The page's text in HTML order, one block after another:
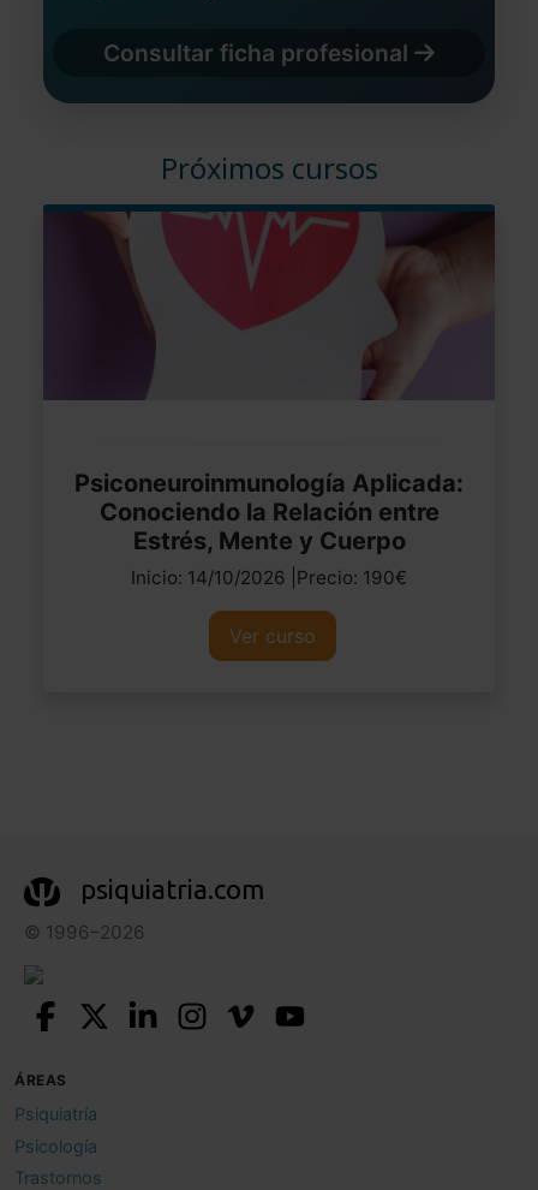
Consultar ficha profesional
Próximos cursos
Psiconeuroinmunología Aplicada:
Conociendo la Relación entre
Estrés, Mente y Cuerpo
Inicio: 14/10/2026 |Precio: 190€
Ver curso
psiquiatria.com
© 1996–2026
ÁREAS
Psiquiatría
Psicología
Trastornos